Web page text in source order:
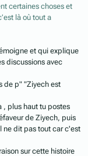
certaines choses et
là où tout a
et qui explique
discussions avec
de p" "Ziyech est
, plus haut tu postes
de Ziyech, puis
ne dit pas tout car c'est
sur cette histoire